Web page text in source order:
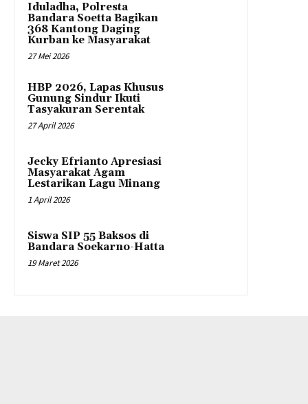
Iduladha, Polresta
Bandara Soetta Bagikan
368 Kantong Daging
Kurban ke Masyarakat
27 Mei 2026
HBP 2026, Lapas Khusus
Gunung Sindur Ikuti
Tasyakuran Serentak
27 April 2026
Jecky Efrianto Apresiasi
Masyarakat Agam
Lestarikan Lagu Minang
1 April 2026
Siswa SIP 55 Baksos di
Bandara Soekarno-Hatta
19 Maret 2026